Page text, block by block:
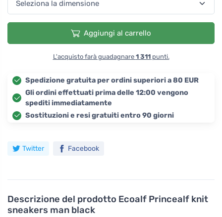
Descrizione del prodotto Ecoalf Princealf knit
sneakers man black
Aggiungi al carrello
L'acquisto farà guadagnare 1 311punti.
Spedizione gratuita per ordini superiori a 80 EUR
Gli ordini effettuati prima delle 12:00 vengono
spediti immediatamente
Sostituzioni e resi gratuiti entro 90 giorni
Twitter Facebook